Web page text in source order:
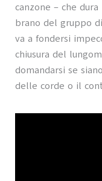
canzone – che
brano del gruppo
va a fondersi
chiusura del
domandarsi se
delle corde o il